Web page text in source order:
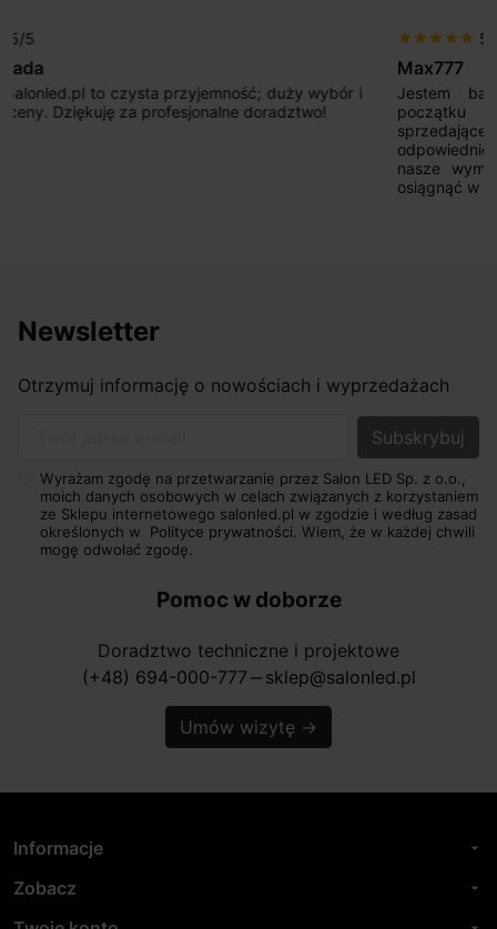
star
Max777
Jestem bardzo zadowolony. Przede wszystkim od
początku uderzyło mnie profesjonalne podejście
sprzedającego. Pan ma duże doświadczenie i potrafi
odpowiednio pokierować i doradzić dzięki czemu mamy
nasze wymarzone oświetlenie. Dodatkowo udało się to
Newsletter
Otrzymuj informację o nowościach i wyprzedażach
Wyrażam zgodę na przetwarzanie przez Salon LED Sp. z o.o.,
moich danych osobowych w celach związanych z korzystaniem
ze Sklepu internetowego salonled.pl w zgodzie i według zasad
określonych w Polityce prywatności. Wiem, że w każdej chwili
mogę odwołać zgodę.
Pomoc w doborze
Doradztwo techniczne i projektowe
(+48) 694-000-777 horizontal_rule sklep@salonled.pl
Umów wizytę →
Informacje arrow_drop_down
Zobacz arrow_drop_down